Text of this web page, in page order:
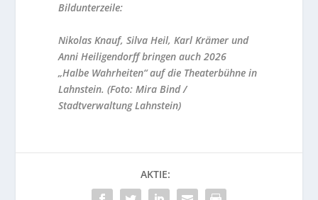
Bildunterzeile:
Nikolas Knauf, Silva Heil, Karl Krämer und
Anni Heiligendorff bringen auch 2026
„Halbe Wahrheiten“ auf die Theaterbühne in
Lahnstein. (Foto: Mira Bind /
Stadtverwaltung Lahnstein)
AKTIE: